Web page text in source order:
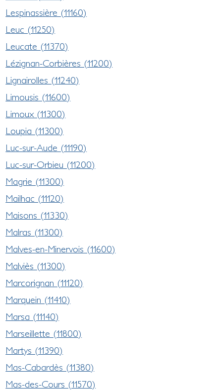
Lespinassière (11160)
Leuc (11250)
Leucate (11370)
Lézignan-Corbières (11200)
Lignairolles (11240)
Limousis (11600)
Limoux (11300)
Loupia (11300)
Luc-sur-Aude (11190)
Luc-sur-Orbieu (11200)
Magrie (11300)
Mailhac (11120)
Maisons (11330)
Malras (11300)
Malves-en-Minervois (11600)
Malviès (11300)
Marcorignan (11120)
Marquein (11410)
Marsa (11140)
Marseillette (11800)
Martys (11390)
Mas-Cabardès (11380)
Mas-des-Cours (11570)